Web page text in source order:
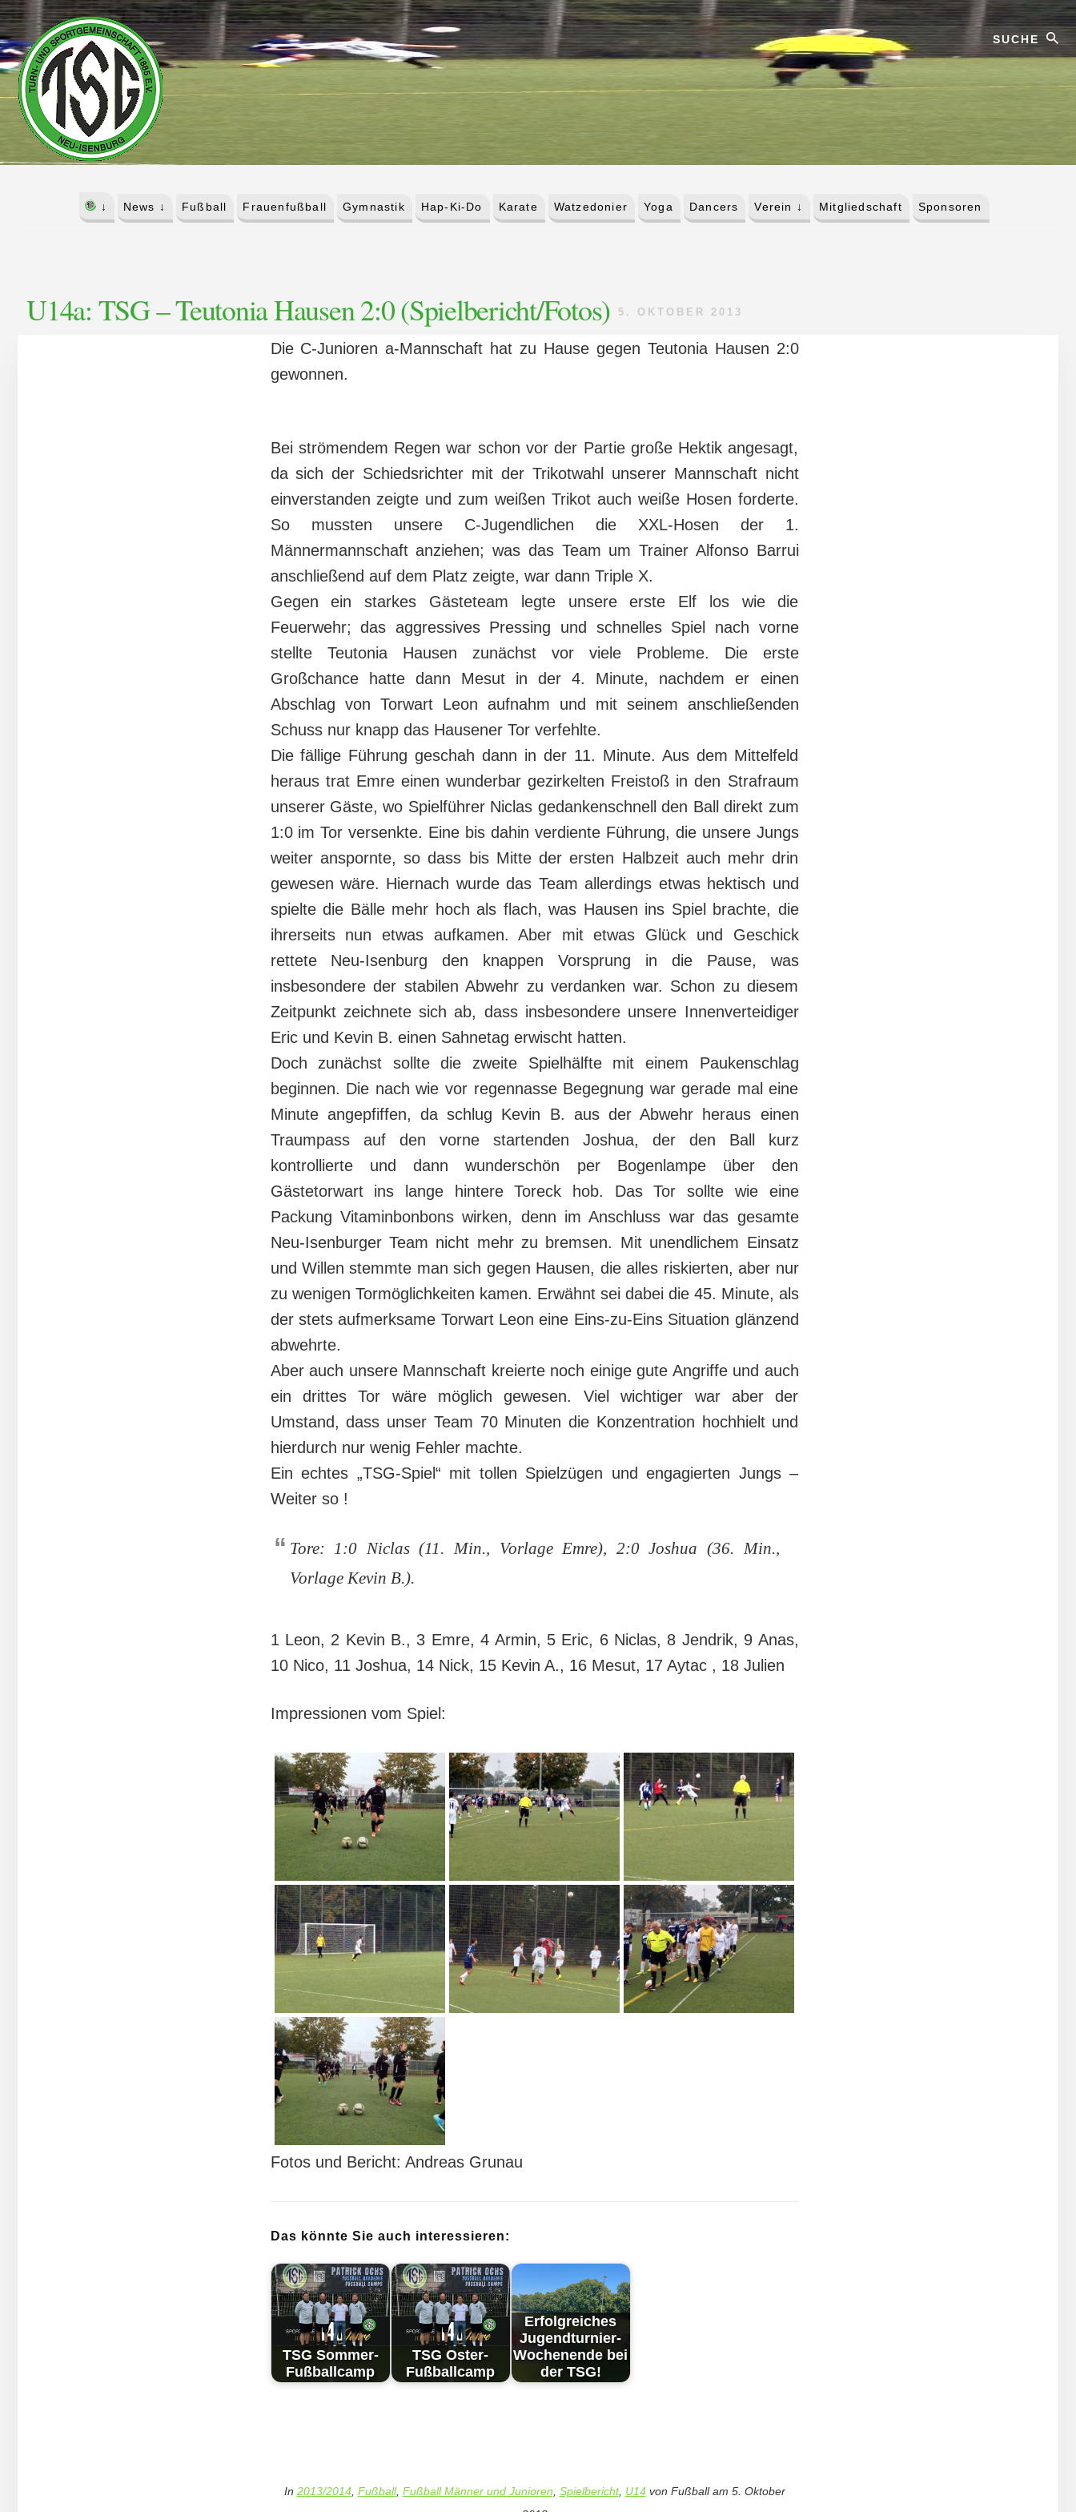
Skip
to
content
Skip
to
footer
Suche
↓ News ↓ Fußball Frauenfußball Gymnastik Hap-Ki-Do Karate Watzedonier Yoga Dancers Verein ↓ Mitgliedschaft Sponsoren
U14a: TSG – Teutonia Hausen 2:0 (Spielbericht/Fotos) 5. OKTOBER 2013
Die C-Junioren a-Mannschaft hat zu Hause gegen Teutonia Hausen 2:0
gewonnen.
Bei strömendem Regen war schon vor der Partie große Hektik angesagt,
da sich der Schiedsrichter mit der Trikotwahl unserer Mannschaft nicht
einverstanden zeigte und zum weißen Trikot auch weiße Hosen forderte.
So mussten unsere C-Jugendlichen die XXL-Hosen der 1.
Männermannschaft anziehen; was das Team um Trainer Alfonso Barrui
anschließend auf dem Platz zeigte, war dann Triple X.
Gegen ein starkes Gästeteam legte unsere erste Elf los wie die
Feuerwehr; das aggressives Pressing und schnelles Spiel nach vorne
stellte Teutonia Hausen zunächst vor viele Probleme. Die erste
Großchance hatte dann Mesut in der 4. Minute, nachdem er einen
Abschlag von Torwart Leon aufnahm und mit seinem anschließenden
Schuss nur knapp das Hausener Tor verfehlte.
Die fällige Führung geschah dann in der 11. Minute. Aus dem Mittelfeld
heraus trat Emre einen wunderbar gezirkelten Freistoß in den Strafraum
unserer Gäste, wo Spielführer Niclas gedankenschnell den Ball direkt zum
1:0 im Tor versenkte. Eine bis dahin verdiente Führung, die unsere Jungs
weiter anspornte, so dass bis Mitte der ersten Halbzeit auch mehr drin
gewesen wäre. Hiernach wurde das Team allerdings etwas hektisch und
spielte die Bälle mehr hoch als flach, was Hausen ins Spiel brachte, die
ihrerseits nun etwas aufkamen. Aber mit etwas Glück und Geschick
rettete Neu-Isenburg den knappen Vorsprung in die Pause, was
insbesondere der stabilen Abwehr zu verdanken war. Schon zu diesem
Zeitpunkt zeichnete sich ab, dass insbesondere unsere Innenverteidiger
Eric und Kevin B. einen Sahnetag erwischt hatten.
Doch zunächst sollte die zweite Spielhälfte mit einem Paukenschlag
beginnen. Die nach wie vor regennasse Begegnung war gerade mal eine
Minute angepfiffen, da schlug Kevin B. aus der Abwehr heraus einen
Traumpass auf den vorne startenden Joshua, der den Ball kurz
kontrollierte und dann wunderschön per Bogenlampe über den
Gästetorwart ins lange hintere Toreck hob. Das Tor sollte wie eine
Packung Vitaminbonbons wirken, denn im Anschluss war das gesamte
Neu-Isenburger Team nicht mehr zu bremsen. Mit unendlichem Einsatz
und Willen stemmte man sich gegen Hausen, die alles riskierten, aber nur
zu wenigen Tormöglichkeiten kamen. Erwähnt sei dabei die 45. Minute, als
der stets aufmerksame Torwart Leon eine Eins-zu-Eins Situation glänzend
abwehrte.
Aber auch unsere Mannschaft kreierte noch einige gute Angriffe und auch
ein drittes Tor wäre möglich gewesen. Viel wichtiger war aber der
Umstand, dass unser Team 70 Minuten die Konzentration hochhielt und
hierdurch nur wenig Fehler machte.
Ein echtes „TSG-Spiel“ mit tollen Spielzügen und engagierten Jungs –
Weiter so !
Tore: 1:0 Niclas (11. Min., Vorlage Emre), 2:0 Joshua (36. Min.,
Vorlage Kevin B.).
1 Leon, 2 Kevin B., 3 Emre, 4 Armin, 5 Eric, 6 Niclas, 8 Jendrik, 9 Anas,
10 Nico, 11 Joshua, 14 Nick, 15 Kevin A., 16 Mesut, 17 Aytac , 18 Julien
Impressionen vom Spiel:
Fotos und Bericht: Andreas Grunau
Das könnte Sie auch interessieren:
TSG Som­mer-
Fuß­ball­camp
TSG Oster-
Fußballcamp
Erfolg­reich­es
Ju­gend­tur­nier-
Woch­en­en­de bei
der TSG!
In 2013/2014, Fußball, Fußball Männer und Junioren Spielbericht, U14von Fußballam 5. Oktober